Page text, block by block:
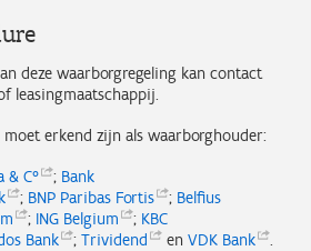
deze waarborgregeling kan contact
leasingmaatschappij.
erkend zijn als waarborghouder:
& C° ; Bank
; BNP Paribas Fortis ; Belfius
; ING Belgium ; KBC
Bank ; Trividend en VDK Bank .